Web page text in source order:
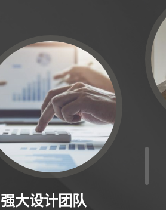
强大设计团队